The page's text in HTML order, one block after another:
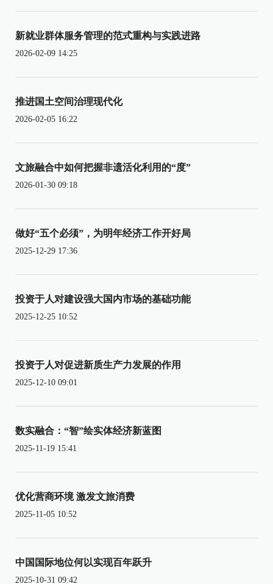
新就业群体服务管理的范式重构与实践进路
2026-02-09 14:25
推进国土空间治理现代化
2026-02-05 16:22
文旅融合中如何把握非遗活化利用的“度”
2026-01-30 09:18
做好“五个必须”，为明年经济工作开好局
2025-12-29 17:36
投资于人对建设强大国内市场的基础功能
2025-12-25 10:52
投资于人对促进新质生产力发展的作用
2025-12-10 09:01
数实融合：“智”绘实体经济新蓝图
2025-11-19 15:41
优化营商环境 激发文旅消费
2025-11-05 10:52
中国国际地位何以实现百年跃升
2025-10-31 09:42